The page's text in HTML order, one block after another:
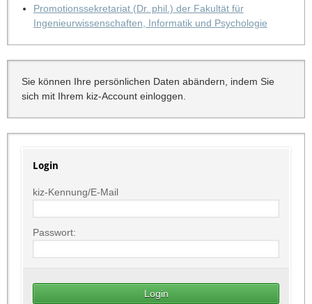
Promotionssekretariat (Dr. phil.) der Fakultät für
Ingenieurwissenschaften, Informatik und Psychologie
Sie können Ihre persönlichen Daten abändern, indem Sie
sich mit Ihrem kiz-Account einloggen.
Login
kiz-Kennung/E-Mail
Passwort: